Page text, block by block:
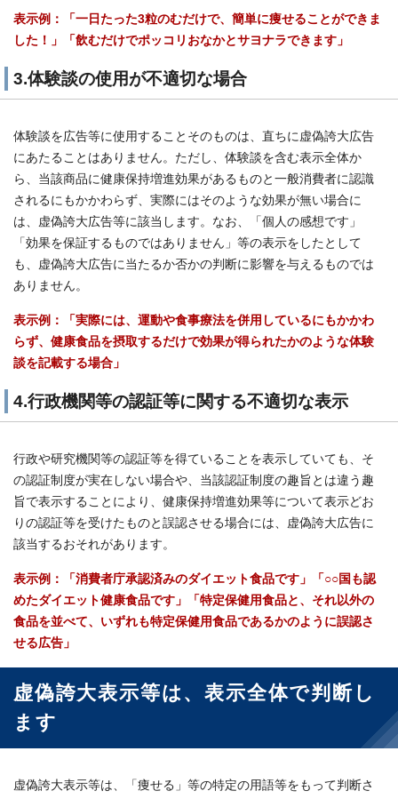
表示例：「一日たった3粒のむだけで、簡単に痩せることができま
した！」「飲むだけでポッコリおなかとサヨナラできます」
3.体験談の使用が不適切な場合
体験談を広告等に使用することそのものは、直ちに虚偽誇大広告
にあたることはありません。ただし、体験談を含む表示全体か
ら、当該商品に健康保持増進効果があるものと一般消費者に認識
されるにもかかわらず、実際にはそのような効果が無い場合に
は、虚偽誇大広告等に該当します。なお、「個人の感想です」
「効果を保証するものではありません」等の表示をしたとして
も、虚偽誇大広告に当たるか否かの判断に影響を与えるものでは
ありません。
表示例：「実際には、運動や食事療法を併用しているにもかかわ
らず、健康食品を摂取するだけで効果が得られたかのような体験
談を記載する場合」
4.行政機関等の認証等に関する不適切な表示
行政や研究機関等の認証等を得ていることを表示していても、そ
の認証制度が実在しない場合や、当該認証制度の趣旨とは違う趣
旨で表示することにより、健康保持増進効果等について表示どお
りの認証等を受けたものと誤認させる場合には、虚偽誇大広告に
該当するおそれがあります。
表示例：「消費者庁承認済みのダイエット食品です」「○○国も認
めたダイエット健康食品です」「特定保健用食品と、それ以外の
食品を並べて、いずれも特定保健用食品であるかのように誤認さ
せる広告」
虚偽誇大表示等は、表示全体で判断し
ます
虚偽誇大表示等は、「痩せる」等の特定の用語等をもって判断さ